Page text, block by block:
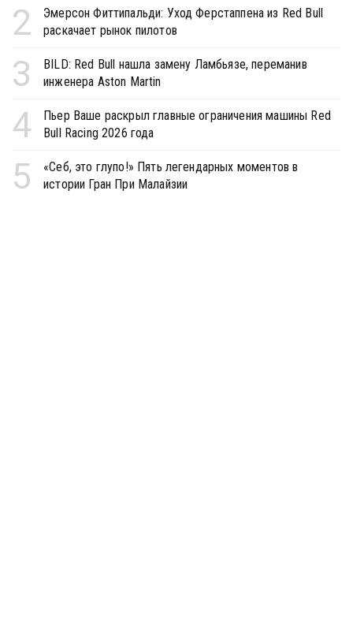
2
Эмерсон Фиттипальди: Уход Ферстаппена из Red Bull
раскачает рынок пилотов
3
BILD: Red Bull нашла замену Ламбьязе, переманив
инженера Aston Martin
4
Пьер Ваше раскрыл главные ограничения машины Red
Bull Racing 2026 года
5
«Себ, это глупо!» Пять легендарных моментов в
истории Гран При Малайзии